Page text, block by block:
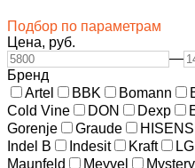
Подбор по параметрам
Цена, руб.
—
Бренд
Artel
BBK Bomann
Cold Vine
DON Dexp
Gorenje
Graude
Indel B
Indesit Kraft LG
Maunfeld
Meyvel Mystery